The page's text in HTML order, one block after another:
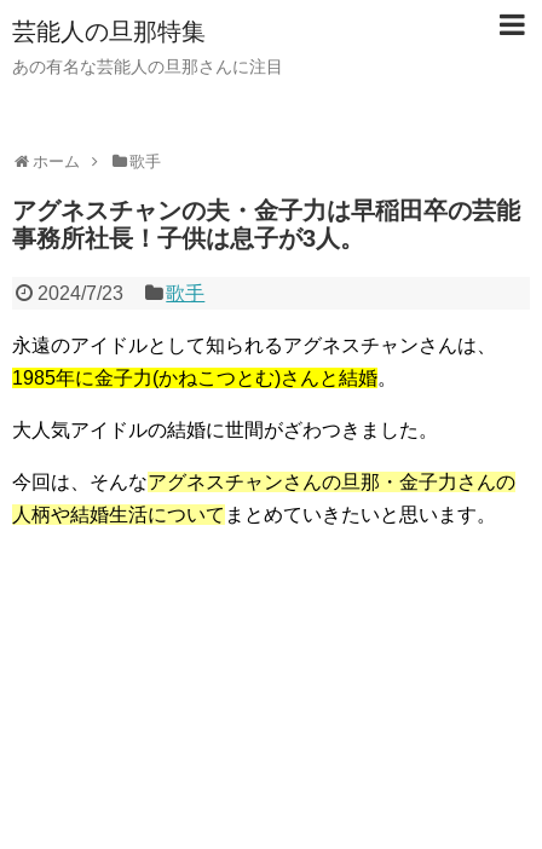
芸能人の旦那特集
あの有名な芸能人の旦那さんに注目
ホーム 歌手
アグネスチャンの夫・金子力は早稲田卒の芸能
事務所社長！子供は息子が3人。
2024/7/23 歌手
永遠のアイドルとして知られるアグネスチャンさんは、
1985年に金子力(かねこつとむ)さんと結婚。
大人気アイドルの結婚に世間がざわつきました。
今回は、そんなアグネスチャンさんの旦那・金子力さんの
人柄や結婚生活について まとめていきたいと思います。